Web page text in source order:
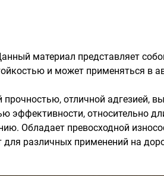
материал представляет
и может применяться в
отличной адгезией,
эффективности, относительно
Обладает превосходной
для различных применений на